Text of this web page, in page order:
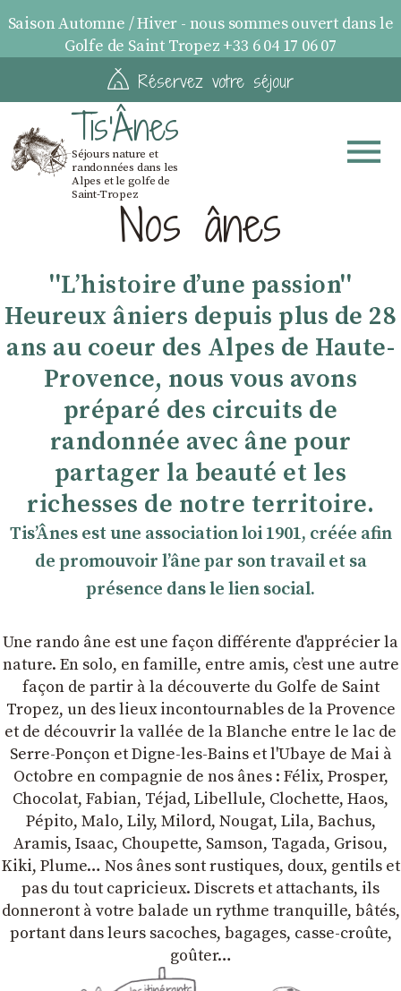
Saison Automne / Hiver - nous sommes ouvert dans le
Golfe de Saint Tropez +33 6 04 17 06 07
Réservez votre séjour
Tis'Ânes
Séjours nature et
randonnées dans les
Alpes et le golfe de
Saint-TropezNos ânes
''Lʼhistoire dʼune passion''
Heureux âniers depuis plus de 28
ans au coeur des Alpes de Haute-
Provence, nous vous avons
préparé des circuits de
randonnée avec âne pour
partager la beauté et les
richesses de notre territoire.
TisʼÂnes est une association loi 1901, créée afin
de promouvoir lʼâne par son travail et sa
présence dans le lien social.
Une rando âne est une façon différente d'apprécier la
nature. En solo, en famille, entre amis, cʼest une autre
façon de partir à la découverte du Golfe de Saint
Tropez, un des lieux incontournables de la Provence
et de découvrir la vallée de la Blanche entre le lac de
Serre-Ponçon et Digne-les-Bains et l'Ubaye de Mai à
Octobre en compagnie de nos ânes : Félix, Prosper,
Chocolat, Fabian, Téjad, Libellule, Clochette, Haos,
Pépito, Malo, Lily, Milord, Nougat, Lila, Bachus,
Aramis, Isaac, Choupette, Samson, Tagada, Grisou,
Kiki, Plume… Nos ânes sont rustiques, doux, gentils et
pas du tout capricieux. Discrets et attachants, ils
donneront à votre balade un rythme tranquille, bâtés,
portant dans leurs sacoches, bagages, casse-croûte,
goûter…